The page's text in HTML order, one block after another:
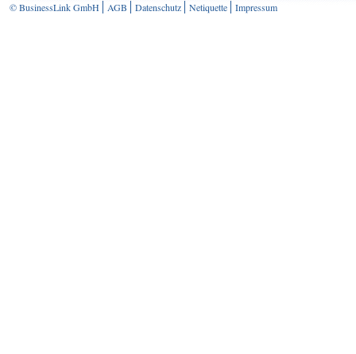
© BusinessLink GmbH AGB Datenschutz Netiquette Impressum